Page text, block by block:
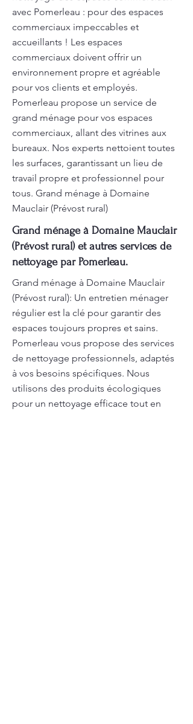
avec Pomerleau : pour des espaces
commerciaux impeccables et
accueillants ! Les espaces
commerciaux doivent offrir un
environnement propre et agréable
pour vos clients et employés.
Pomerleau propose un service de
grand ménage pour vos espaces
commerciaux, allant des vitrines aux
bureaux. Nos experts nettoient toutes
les surfaces, garantissant un lieu de
travail propre et professionnel pour
tous. Grand ménage à Domaine
Mauclair (Prévost rural)
Grand ménage à Domaine Mauclair
(Prévost rural) et autres services de
nettoyage par Pomerleau.
Grand ménage à Domaine Mauclair
(Prévost rural): Un entretien ménager
régulier est la clé pour garantir des
espaces toujours propres et sains.
Pomerleau vous propose des services
de nettoyage professionnels, adaptés
à vos besoins spécifiques. Nous
utilisons des produits écologiques
pour un nettoyage efficace tout en